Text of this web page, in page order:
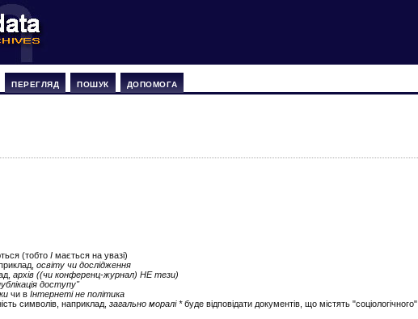
ПЕРЕГЛЯД ПОШУК ДОПОМОГА
(тобтоІ мається на увазі)
освіту чи дослідження
архів ((чи конференц-журнал) НЕ тези)
доступу"
чи вІнтернеті не політика
символів, наприклад,загально моралі *буде відповідати документів, що містять "соціологічного"